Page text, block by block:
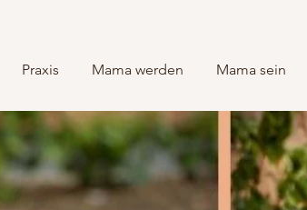
Praxis Mama werden Mama sein